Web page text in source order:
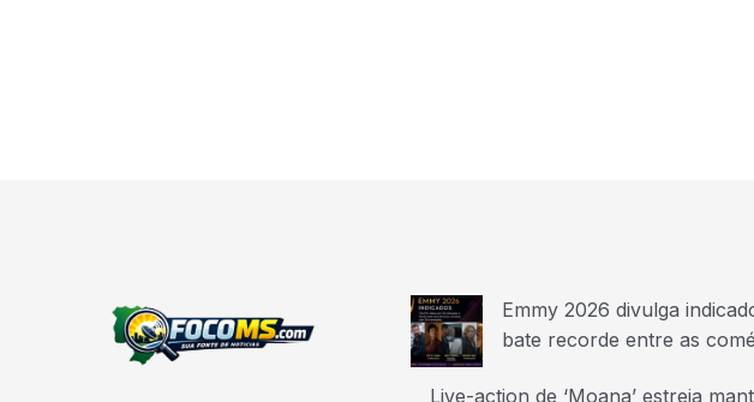
Emmy 2026 divulga
bate recorde entre as
Live-action de ‘Moana’ estreia